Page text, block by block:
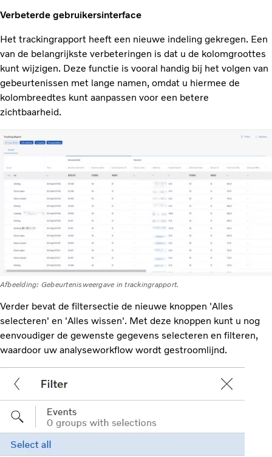
Verbeterde gebruikersinterface
Het trackingrapport heeft een nieuwe indeling gekregen. Een
van de belangrijkste verbeteringen is dat u de kolomgroottes
kunt wijzigen. Deze functie is vooral handig bij het volgen van
gebeurtenissen met lange namen, omdat u hiermee de
kolombreedtes kunt aanpassen voor een betere
zichtbaarheid.
Afbeelding: Gebeurtenisweergave in trackingrapport.
Verder bevat de filtersectie de nieuwe knoppen 'Alles
selecteren' en 'Alles wissen'. Met deze knoppen kunt u nog
eenvoudiger de gewenste gegevens selecteren en filteren,
waardoor uw analyseworkflow wordt gestroomlijnd.